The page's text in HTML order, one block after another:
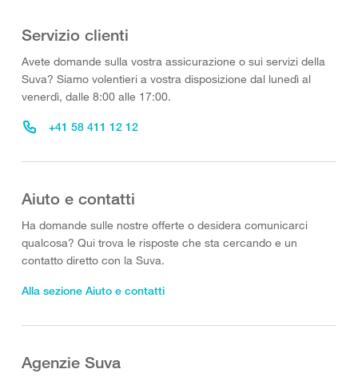
Servizio clienti
Avete domande sulla vostra assicurazione o sui servizi della
Suva? Siamo volentieri a vostra disposizione dal lunedì al
venerdì, dalle 8:00 alle 17:00.
+41 58 411 12 12
Aiuto e contatti
Ha domande sulle nostre offerte o desidera comunicarci
qualcosa? Qui trova le risposte che sta cercando e un
contatto diretto con la Suva.
Alla sezione Aiuto e contatti
Agenzie Suva